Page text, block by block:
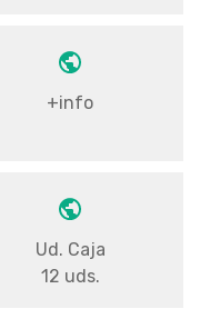
+info
Ud. Caja
12 uds.